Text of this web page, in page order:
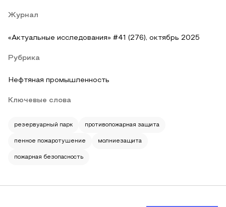
Журнал
«Актуальные исследования» #41 (276), октябрь 2025
Рубрика
Нефтяная промышленность
Ключевые слова
резервуарный парк противопожарная защита
пенное пожаротушение молниезащита
пожарная безопасность